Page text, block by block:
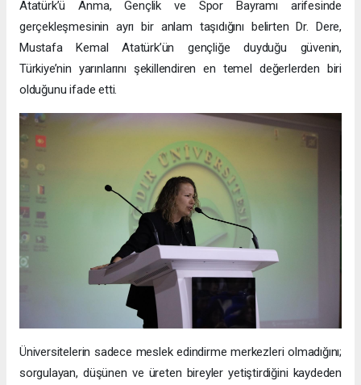
Atatürk’ü Anma, Gençlik ve Spor Bayramı arifesinde
gerçekleşmesinin ayrı bir anlam taşıdığını belirten Dr. Dere,
Mustafa Kemal Atatürk’ün gençliğe duyduğu güvenin,
Türkiye’nin yarınlarını şekillendiren en temel değerlerden biri
olduğunu ifade etti.
Üniversitelerin sadece meslek edindirme merkezleri olmadığını;
sorgulayan, düşünen ve üreten bireyler yetiştirdiğini kaydeden